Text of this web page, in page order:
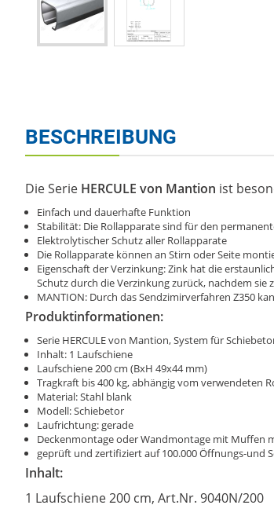
BESCHREIBUNG
Die Serie HERCULE von Mantion ist
Einfach und dauerhafte Funktion
Stabilität: Die Rollapparate sind für den
Elektrolytischer Schutz aller Rollapparate
Die Rollapparate können an Stirn oder Seite
Eigenschaft der Verzinkung: Zink hat die
Schutz durch die Verzinkung zurück, nachdem
MANTION: Durch das Sendzimirverfahren Z350
Produktinformationen:
Serie HERCULE von Mantion, System für
Inhalt: 1 Laufschiene
Laufschiene 200 cm (BxH 49x44 mm)
Tragkraft bis 400 kg, abhängig vom verwendeten
Material: Stahl blank
Modell: Schiebetor
Laufrichtung: gerade
Deckenmontage oder Wandmontage mit Muffen
geprüft und zertifiziert auf 100.000 Öffnungs-und
Inhalt:
1 Laufschiene 200 cm, Art.Nr. 9040N/200